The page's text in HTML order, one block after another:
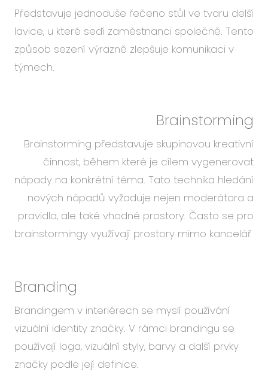
Představuje jednoduše řečeno stůl ve tvaru delší
lavice, u které sedí zaměstnanci společně. Tento
způsob sezení výrazně zlepšuje komunikaci v
týmech.
Brainstorming
Brainstorming představuje skupinovou kreativní
činnost, během které je cílem vygenerovat
nápady na konkrétní téma. Tato technika hledání
nových nápadů vyžaduje nejen moderátora a
pravidla, ale také vhodné prostory. Často se pro
brainstormingy využívají prostory mimo kancelář
Branding
Brandingem v interiérech se myslí používání
vizuální identity značky. V rámci brandingu se
používají loga, vizuální styly, barvy a další prvky
značky podle její definice.